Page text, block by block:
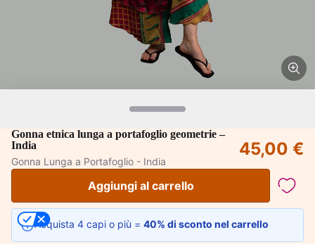
Gonna etnica lunga a portafoglio geometrie –
India
Gonna Lunga a Portafoglio - India
45,00 €
Aggiungi al carrello
Acquista 4 capi o più = 40% di sconto nel carrello